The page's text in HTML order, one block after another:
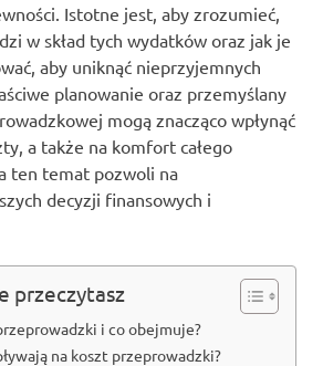
Istotne jest, aby zrozumieć,
w skład tych wydatków oraz jak je
aby uniknąć nieprzyjemnych
planowanie oraz przemyślany
mogą znacząco wpłynąć
a także na komfort całego
ten temat pozwoli na
decyzji finansowych i
przeczytasz
i co obejmuje?
na koszt przeprowadzki?